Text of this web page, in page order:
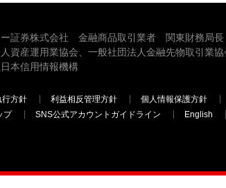
ー証券株式会社 金融商品取引業者 関東財務局長
資産運用業協会、一般社団法人金融先物取引業
本信用情報機構
行方針 利益相反管理方針 個人情報保護方針
プ SNS公式アカウントガイドライン English